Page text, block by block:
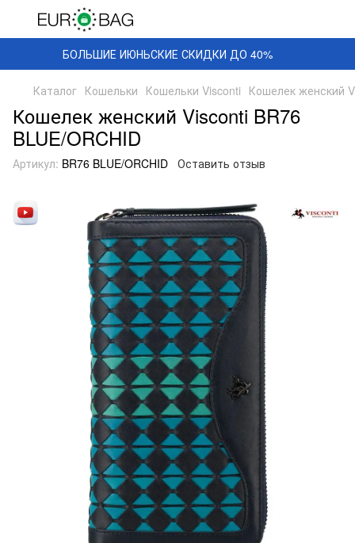
БОЛЬШИЕ ИЮНЬСКИЕ СКИДКИ ДО 40%
Каталог Кошельки Кошельки Visconti Кошелек женский
Кошелек женский Visconti BR76
BLUE/ORCHID
Артикул: BR76 BLUE/ORCHID Оставить отзыв